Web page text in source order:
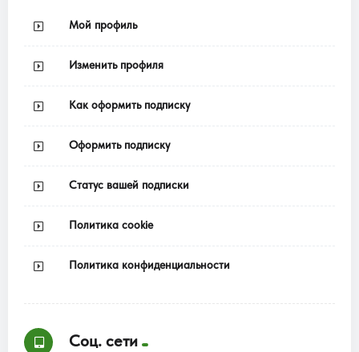
Мой профиль
Изменить профиля
Как оформить подписку
Оформить подписку
Статус вашей подписки
Политика cookie
Политика конфиденциальности
Соц. сети